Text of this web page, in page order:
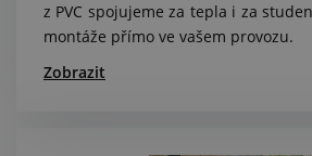
z PVC spojujeme za tepla i za
montáže přímo ve vašem provozu.
Zobrazit